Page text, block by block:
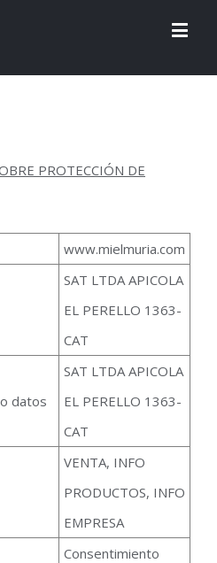
PROTECCIÓN DE
www.mielmuria.com
SAT LTDA APICOLA
EL PERELLO 1363-
CAT
datos
SAT LTDA APICOLA
EL PERELLO 1363-
CAT
VENTA, INFO
PRODUCTOS, INFO
EMPRESA
Consentimiento